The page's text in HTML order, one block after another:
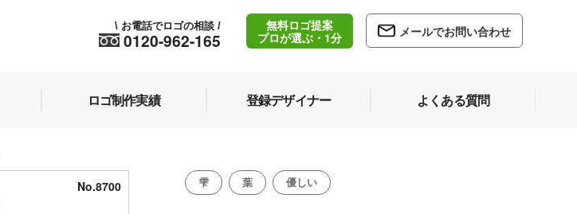
0120-962-165
\ お電話でロゴの相談 /
無料ロゴ提案
プロが選ぶ・1分
メールでお問い合わせ
ロゴ制作実績 登録デザイナー よくある質問
No.8700 雫 葉 優しい